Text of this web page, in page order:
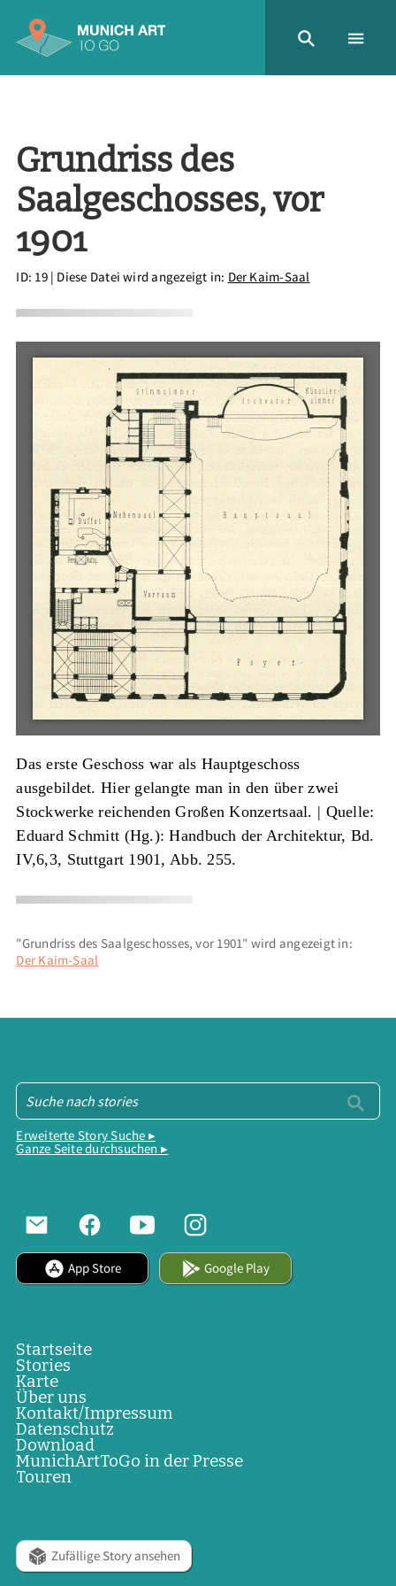
Grundriss des
Saalgeschosses, vor
1901
ID: 19| Diese Datei wird angezeigt in: Der Kaim-Saal
Das erste Geschoss war als Hauptgeschoss
ausgebildet. Hier gelangte man in den über zwei
Stockwerke reichenden Großen Konzertsaal. | Quelle:
Eduard Schmitt (Hg.): Handbuch der Architektur, Bd.
IV,6,3, Stuttgart 1901, Abb. 255.
"Grundriss des Saalgeschosses, vor 1901" wird angezeigt in:
Der Kaim-Saal
Erweiterte Story Suche ▸
Ganze Seite durchsuchen ▸
App Store Google Play
Startseite
Stories
Karte
Über uns
Kontakt/Impressum
Datenschutz
Download
MunichArtToGo in der Presse
Touren
Zufällige Story ansehen